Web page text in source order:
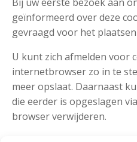
geïnformeerd over deze
gevraagd voor het
U kunt zich afmelden voor
internetbrowser zo in te
meer opslaat. Daarnaast
die eerder is opgeslagen
browser verwijderen.